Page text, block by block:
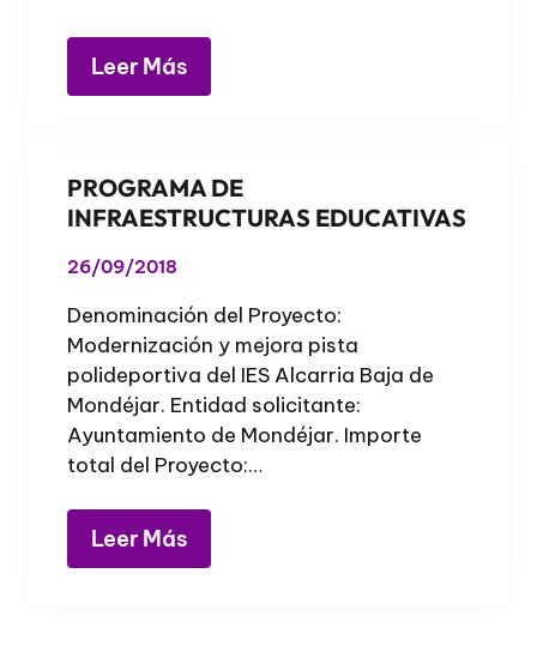
Leer Más
PROGRAMA DE
INFRAESTRUCTURAS EDUCATIVAS
26/09/2018
Denominación del Proyecto:
Modernización y mejora pista
polideportiva del IES Alcarria Baja de
Mondéjar. Entidad solicitante:
Ayuntamiento de Mondéjar. Importe
total del Proyecto:…
Leer Más